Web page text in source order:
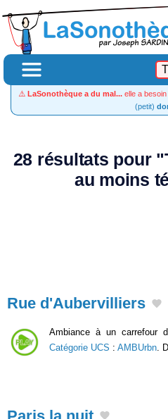
⚠️ LaSonothèque a du mal... elle a
(petit)
28 résultats pour
au moins
Rue d'Aubervilliers
Ambiance à un carrefour
Catégorie UCS : AMBUrbn .